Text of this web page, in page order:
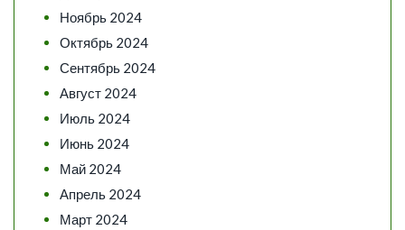
Ноябрь 2024
Октябрь 2024
Сентябрь 2024
Август 2024
Июль 2024
Июнь 2024
Май 2024
Апрель 2024
Март 2024